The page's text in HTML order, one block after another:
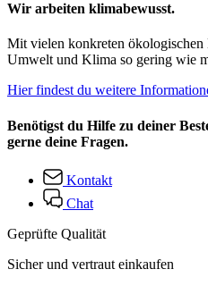
Wir arbeiten klimabewusst.
Mit vielen konkreten ökologischen
Umwelt und Klima so gering wie
Hier findest du weitere
Benötigst du Hilfe zu deiner
gerne deine Fragen.
Kontakt
Chat
Geprüfte Qualität
Sicher und vertraut einkaufen